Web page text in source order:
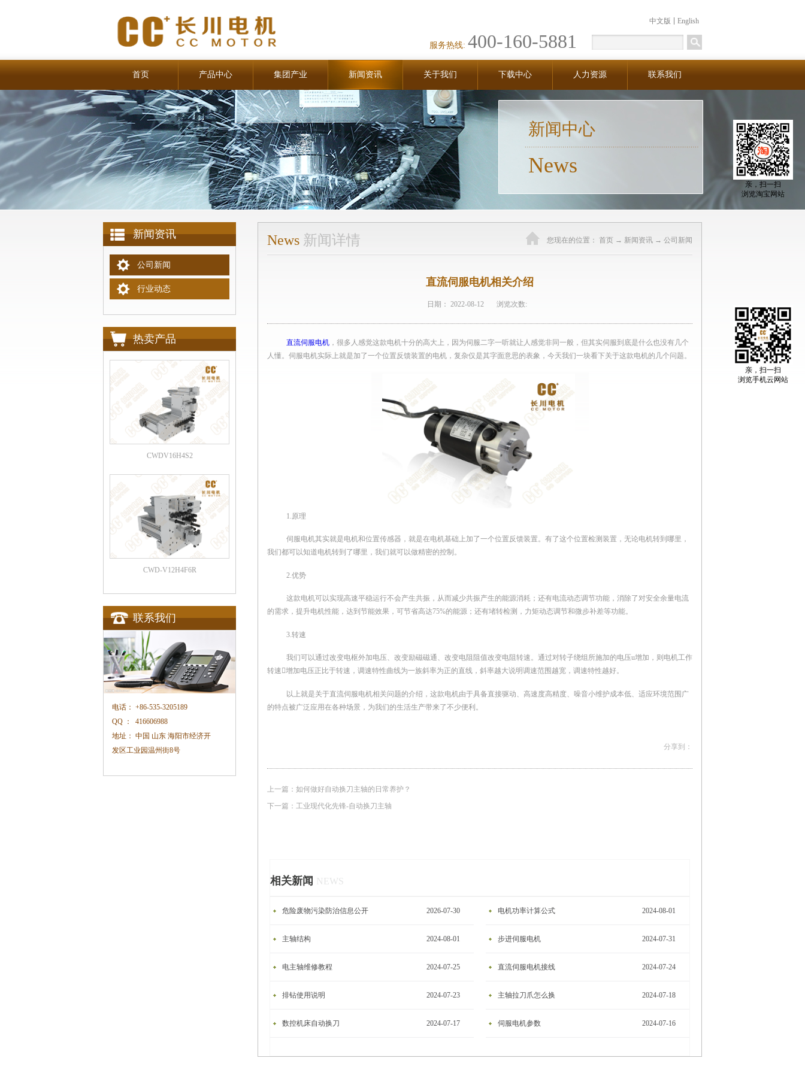
中文版 English
服务热线: 400-160-5881
首页 产品中心 集团产业 新闻资讯 关于我们 下载中心 人力资源 联系我们
新闻中心
News
新闻资讯
公司新闻
行业动态
热卖产品
CWDV16H4S2
CWD-V12H4F6R
联系我们
电话： +86-535-3205189
QQ ：
416606988
地址： 中国 山东 海阳市经济开
发区工业园温州街8号
News 新闻详情 您现在的位置： 首页 → 新闻资讯 → 公司新闻
直流伺服电机相关介绍
日期： 2022-08-12 浏览次数:
直流伺服电机‍ ，很多人感觉这款电机十分的高大上，因为伺服二字一听就让人感觉非同一般，但其实伺服到底是什么也没有几个
人懂。伺服电机实际上就是加了一个位置反馈装置的电机，复杂仅是其字面意思的表象，今天我们一块看下关于这款电机的几个问题。
1.原理
伺服电机其实就是电机和位置传感器，就是在电机基础上加了一个位置反馈装置。有了这个位置检测装置，无论电机转到哪里，
我们都可以知道电机转到了哪里，我们就可以做精密的控制。
2.优势
这款电机可以实现高速平稳运行不会产生共振，从而减少共振产生的能源消耗；还有电流动态调节功能，消除了对安全余量电流
的需求，提升电机性能，达到节能效果，可节省高达75%的能源；还有堵转检测，力矩动态调节和微步补差等功能。
3.转速
我们可以通过改变电枢外加电压、改变励磁磁通、改变电阻阻值改变电阻转速。通过对转子绕组所施加的电压u增加，则电机工作
转速增加电压正比于转速，调速特性曲线为一族斜率为正的直线，斜率越大说明调速范围越宽，调速特性越好。
以上就是关于直流伺服电机‍相关问题的介绍，这款电机由于具备直接驱动、高速度高精度、噪音小维护成本低、适应环境范围广
的特点被广泛应用在各种场景，为我们的生活生产带来了不少便利。
上一篇： 如何做好自动换刀主轴的日常养护？
下一篇： 工业现代化先锋-自动换刀主轴
相关新闻 NEWS
危险废物污染防治信息公开 2026-07-30 电机功率计算公式 2024-08-01
主轴结构 2024-08-01 步进伺服电机 2024-07-31
电主轴维修教程 2024-07-25 ​直流伺服电机接线 2024-07-24
排钻使用说明 2024-07-23 主轴拉刀爪怎么换 2024-07-18
数控机床自动换刀 2024-07-17 伺服电机参数 2024-07-16
亲，扫一扫
浏览淘宝网站
亲，扫一扫
浏览手机云网站